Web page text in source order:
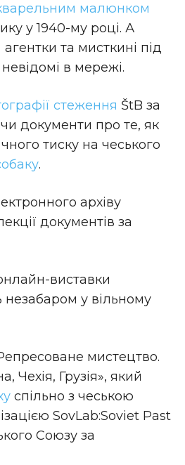
малюнком
у 1940-му році. А
та мисткині під
в мережі.
стеження ŠtB за
документи про те, як
тиску на чеського
.
архіву
документів за
виставки
у вільному
мистецтво.
Чехія, Грузія», який
спільно з чеською
SovLab:Soviet Past
Союзу за